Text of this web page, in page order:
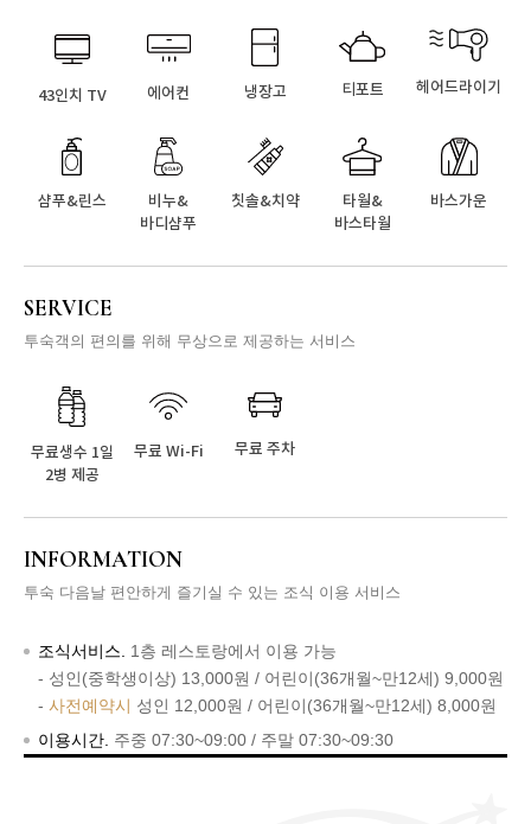
43인치 TV 에어컨 냉장고 티포트 헤어드라이기
샴푸&린스
비누&
바디샴푸
칫솔&치약
타월&
바스타월
바스가운
SERVICE
투숙객의 편의를 위해 무상으로 제공하는 서비스
무료생수 1일
2병 제공
무료 Wi-Fi 무료 주차
INFORMATION
투숙 다음날 편안하게 즐기실 수 있는 조식 이용 서비스
조식서비스. 1층 레스토랑에서 이용 가능
- 성인(중학생이상) 13,000원 / 어린이(36개월~만12세) 9,000원
- 사전예약시 성인 12,000원 / 어린이(36개월~만12세) 8,000원
이용시간. 주중 07:30~09:00 / 주말 07:30~09:30